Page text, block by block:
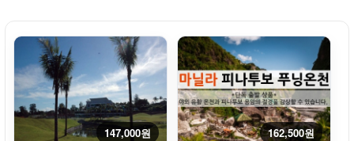
147,000원 162,500원